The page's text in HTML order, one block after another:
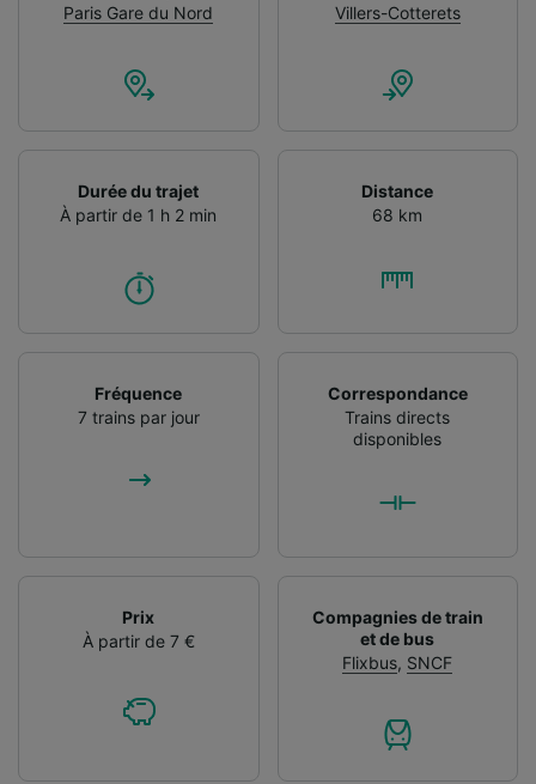
Paris Gare du Nord
Villers-Cotterets
Durée du trajet
À partir de 1 h 2 min
Distance
68 km
Fréquence
7 trains par jour
Correspondance
Trains directs
disponibles
Prix
À partir de 7 €
Compagnies de train
et de bus
Flixbus, SNCF